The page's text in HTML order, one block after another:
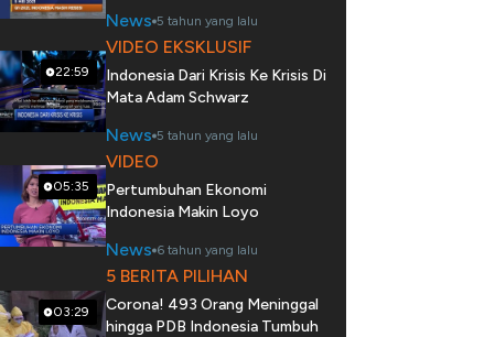
News 5 tahun yang lalu
22:59
VIDEO EKSKLUSIF
Indonesia Dari Krisis Ke Krisis Di
Mata Adam Schwarz
News 5 tahun yang lalu
05:35
VIDEO
Pertumbuhan Ekonomi
Indonesia Makin Loyo
News 6 tahun yang lalu
03:29
5 BERITA PILIHAN
Corona! 493 Orang Meninggal
hingga PDB Indonesia Tumbuh